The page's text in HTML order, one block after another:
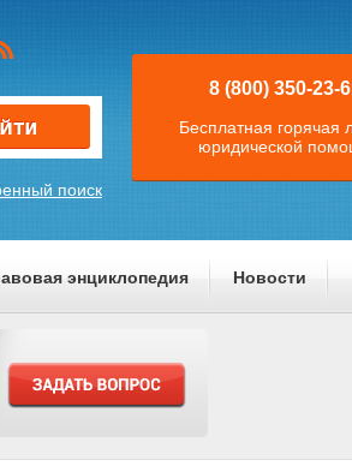
поиск
8 (800) 350-23-
Бесплатная горячая
юридической
энциклопедия Новости